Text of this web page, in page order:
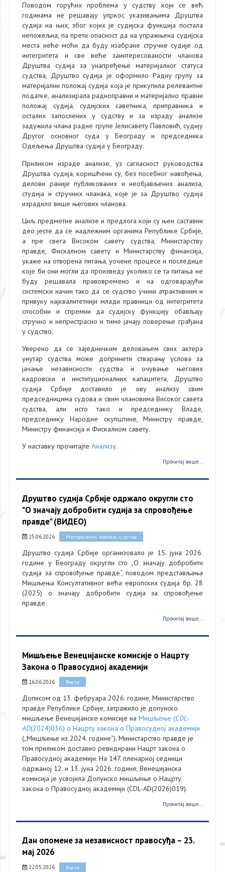
Поводом горућих проблема у судству који се већ
годинама не решавају упркос указивањима Друштва
судија на њих, због којих је судијска функција постала
непожељна, па прети опасност да на упражњена судијска
места неће моћи да буду изабране стручне судије од
интегритета и све веће заинтересованости чланова
Друштва судија за унапређење материјалног статуса
судства, Друштво судија је оформило Радну групу за
материјални положај судија која је прикупила релевантне
податке, анализирала радноправни и материјално правни
положај судија, судијских саветника, приправника и
осталих запослених у судству и за израду анализе
задужила члана радне групе Јелисавету Павловић, судију
Другог основног суда у Београду и председника
Одељења Друштва судија у Београду.
Приликом израде анализе, уз сагласност руководства
Друштва судија, коришћени су, без посебног навођења,
делови раније публикованих и необјављених анализа,
студија и стручних чланака, које је за Друштво судија
израдило више његових чланова.
Циљ предметне анализе и предлога који су њен саставни
део јесте да се надлежним органима Републике Србије,
а пре свега Високом савету судства, Министарству
правде, Фискалном савету и Министарству финансија,
укаже на отворена питања, уочене процесе и последице
које би они могли да произведу уколико се та питања не
буду решавала правовремено и на одговарајући
системски начин тако да се судство учини атрактивним и
привуку најквалитетнији млади правници од интегритета
способни и спремни да судијску функцију обављају
стручно и непристрасно и тиме јачају поверење грађана
у судство.
Уверено да се заједничким деловањем свих актера
унутар судства може допринети стварању услова за
јачање независности судства и очување његових
кадровски и институционалних капацитета, Друштво
судија Србије доставило је ову анализу свим
председницима судова и свим члановима Високог савета
судства, али исто тако и председнику Владе,
председнику Народне скупштине, Министру правде,
Министру финансија и Фискалном савету.
У наставку прочитајтеАнализу.
Прочитај више...
Друштво судија Србије одржало округли сто
"O значају добробити судија за спровођење
правде" (ВИДЕО)
25.06.2026 Материјални положај судства
Друштво судија Србије организовало је 15. јуна 2026.
године у Београду округли сто „О значају добробити
судија за спровођење правде“, поводом представљања
Мишљења Консултативног већа европских судија бр. 28
(2025) о значају добробити судија за спровођење
правде.
Прочитај више...
Мишљење Венецијанске комисије о Нацрту
Закона о Правосудној академији
16.06.2026 Вести
Дописом од 13. фебруара 2026. године, Министарство
правде Републике Србије, затражило је допунско
мишљење Венецијанске комисије наМишљење (CDL-
AD(2024)036) о Нацрту закона о Правосудној академији
(„Мишљење из 2024. године“). Министарство правде је
том приликом доставио ревидирани Нацрт закона о
Правосудној академији. На 147. пленарној седници
одржаној 12. и 13. јуна 2026. године, Венецијанска
комисија је усвојила Допунско мишљење о Нацрту
закона о Правосудној академији (CDL-AD(2026)019).
Прочитај више...
Дан опомене за независност правосуђа – 23.
мај 2026
22.05.2026 Вести